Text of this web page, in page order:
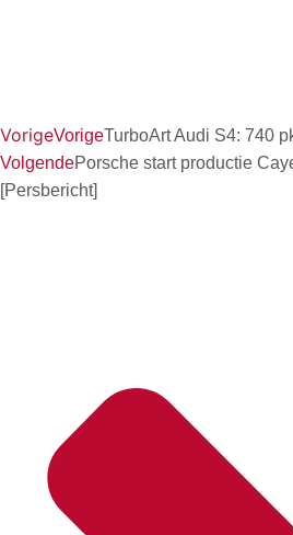
VorigeVorigeTurboArt Audi S4: 740
VolgendePorsche start productie
[Persbericht]